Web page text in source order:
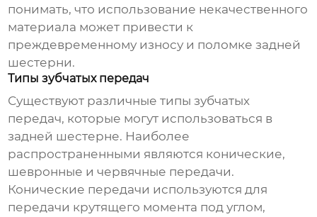
понимать, что использование некачественного
материала может привести к
преждевременному износу и поломкезадней
шестерни.
Типы зубчатых передач
Существуют различные типы зубчатых
передач, которые могут использоваться в
задней шестерне. Наиболее
распространенными являются конические,
шевронные и червячные передачи.
Конические передачи используются для
передачи крутящего момента под углом,